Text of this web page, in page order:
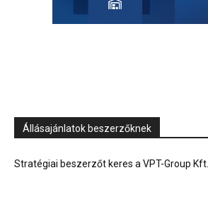
Állásajánlatok beszerzőknek
Stratégiai beszerzőt keres a VPT-Group Kft.